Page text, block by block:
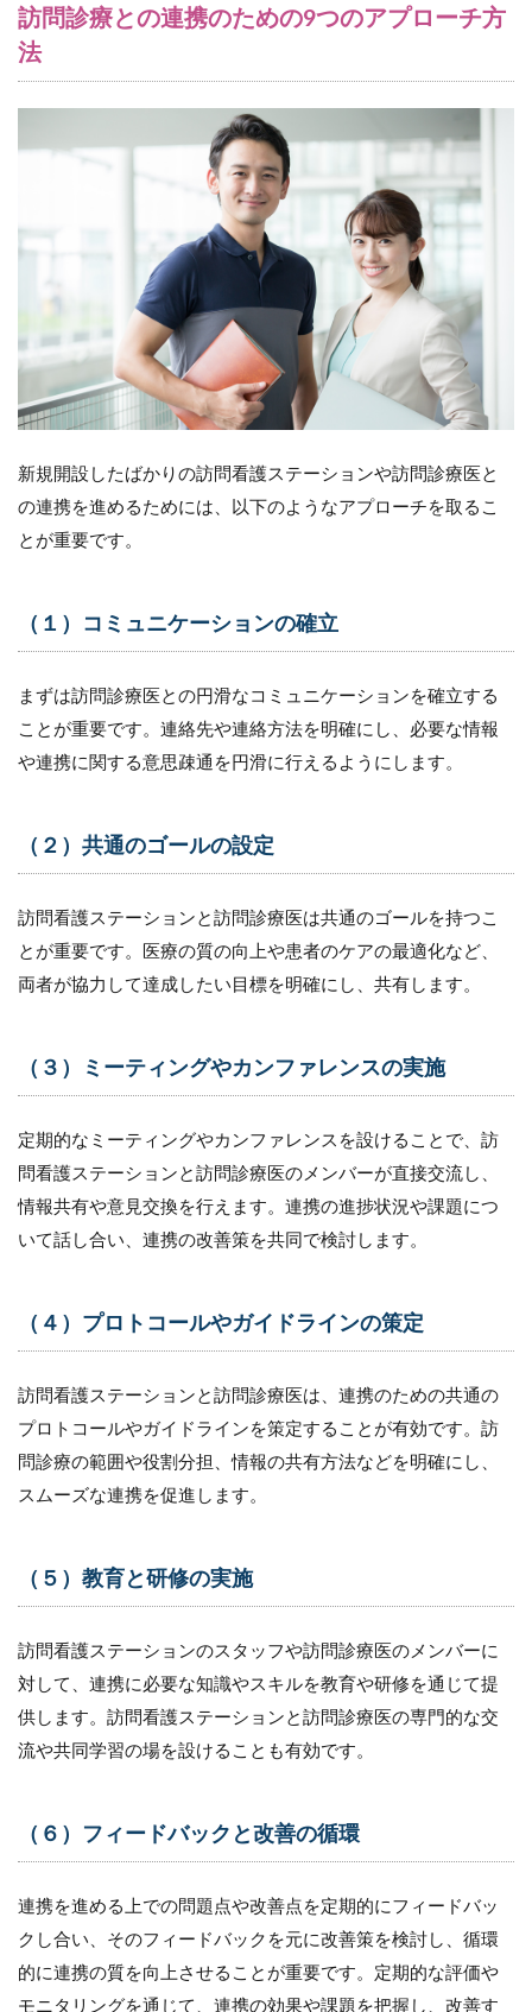
訪問診療との連携のための9つのアプローチ方
法
新規開設したばかりの訪問看護ステーションや訪問診療医と
の連携を進めるためには、以下のようなアプローチを取るこ
とが重要です。
（１）コミュニケーションの確立
まずは訪問診療医との円滑なコミュニケーションを確立する
ことが重要です。連絡先や連絡方法を明確にし、必要な情報
や連携に関する意思疎通を円滑に行えるようにします。
（２）共通のゴールの設定
訪問看護ステーションと訪問診療医は共通のゴールを持つこ
とが重要です。医療の質の向上や患者のケアの最適化など、
両者が協力して達成したい目標を明確にし、共有します。
（３）ミーティングやカンファレンスの実施
定期的なミーティングやカンファレンスを設けることで、訪
問看護ステーションと訪問診療医のメンバーが直接交流し、
情報共有や意見交換を行えます。連携の進捗状況や課題につ
いて話し合い、連携の改善策を共同で検討します。
（４）プロトコールやガイドラインの策定
訪問看護ステーションと訪問診療医は、連携のための共通の
プロトコールやガイドラインを策定することが有効です。訪
問診療の範囲や役割分担、情報の共有方法などを明確にし、
スムーズな連携を促進します。
（５）教育と研修の実施
訪問看護ステーションのスタッフや訪問診療医のメンバーに
対して、連携に必要な知識やスキルを教育や研修を通じて提
供します。訪問看護ステーションと訪問診療医の専門的な交
流や共同学習の場を設けることも有効です。
（６）フィードバックと改善の循環
連携を進める上での問題点や改善点を定期的にフィードバッ
クし合い、そのフィードバックを元に改善策を検討し、循環
的に連携の質を向上させることが重要です。定期的な評価や
モニタリングを通じて、連携の効果や課題を把握し、改善す